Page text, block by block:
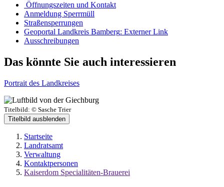
Öffnungszeiten und Kontakt
Anmeldung Sperrmüll
Straßensperrungen
Geoportal Landkreis Bamberg: Externer Link
Ausschreibungen
Das könnte Sie auch interessieren
Portrait des Landkreises
Titelbild: © Sasche Trier
Titelbild ausblenden
Startseite
Landratsamt
Verwaltung
Kontaktpersonen
Kaiserdom Specialitäten-Brauerei